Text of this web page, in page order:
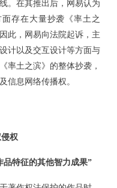
。在其推出后，网易认为
存在大量抄袭《率土之
因此，网易向法院起诉，主
计以及交互设计等方面与
率土之滨》的整体抄袭，
信息网络传播权。
权
品特征的其他智力成果”